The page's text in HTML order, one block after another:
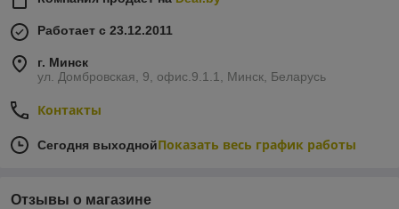
Работает с 23.12.2011
г. Минск
ул. Домбровская, 9, офис.9.1.1, Минск, Беларусь
Контакты
Сегодня выходнойПоказать весь график работы
Отзывы о магазине